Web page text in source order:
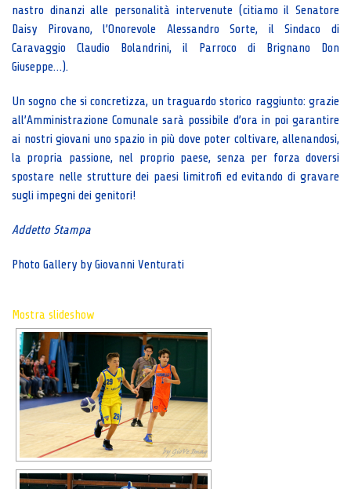
nastro dinanzi alle personalità intervenute (citiamo il Senatore
Daisy Pirovano, l’Onorevole Alessandro Sorte, il Sindaco di
Caravaggio Claudio Bolandrini, il Parroco di Brignano Don
Giuseppe…).
Un sogno che si concretizza, un traguardo storico raggiunto: grazie
all’Amministrazione Comunale sarà possibile d’ora in poi garantire
ai nostri giovani uno spazio in più dove poter coltivare, allenandosi,
la propria passione, nel proprio paese, senza per forza doversi
spostare nelle strutture dei paesi limitrofi ed evitando di gravare
sugli impegni dei genitori!
Addetto Stampa
Photo Gallery by Giovanni Venturati
Mostra slideshow